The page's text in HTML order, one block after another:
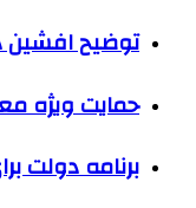
توضیح افشین
حمایت ویژه
برنامه دولت